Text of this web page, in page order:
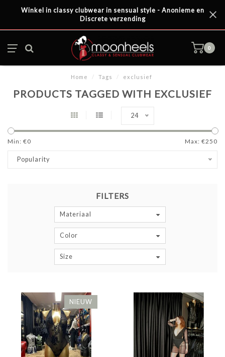
Winkel in classy clubwear in sensual style - Anonieme en
Discrete verzending
0
Home / Tags / exclusief
PRODUCTS TAGGED WITH EXCLUSIEF
24
Min: €0 Max: €250
Popularity
FILTERS
Materiaal
Color
Size
NIEUW